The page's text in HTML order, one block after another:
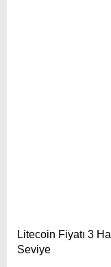
Litecoin Fiyatı 3
Seviye